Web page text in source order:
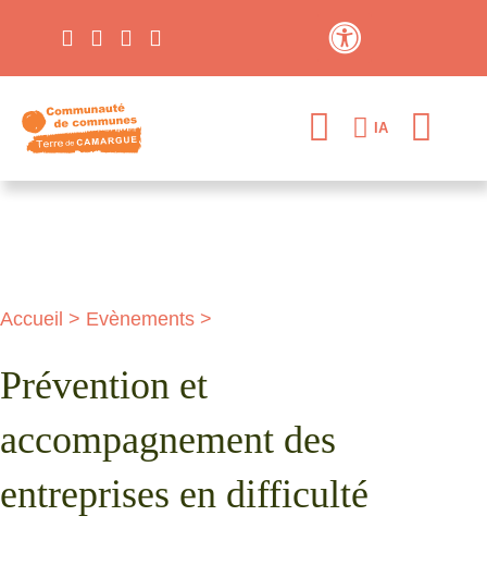
IA
Accueil > Evènements >
Prévention et
accompagnement des
entreprises en difficulté